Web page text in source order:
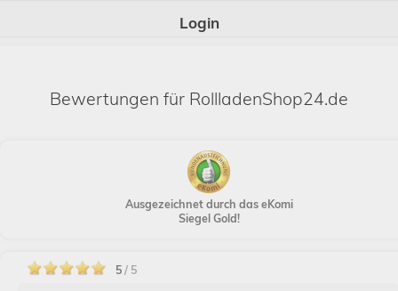
Login
Bewertungen für RollladenShop24.de
Ausgezeichnet durch das eKomi
Siegel Gold!
5/ 5